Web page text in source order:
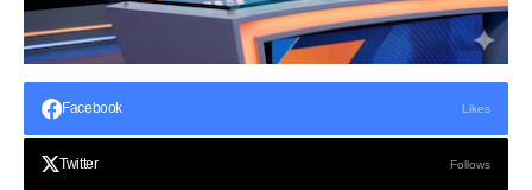
Facebook Likes
Twitter Follows